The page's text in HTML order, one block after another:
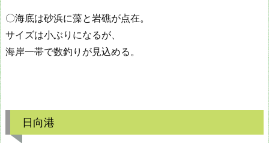
〇海底は砂浜に藻と岩礁が点在。
サイズは小ぶりになるが、
海岸一帯で数釣りが見込める。
日向港